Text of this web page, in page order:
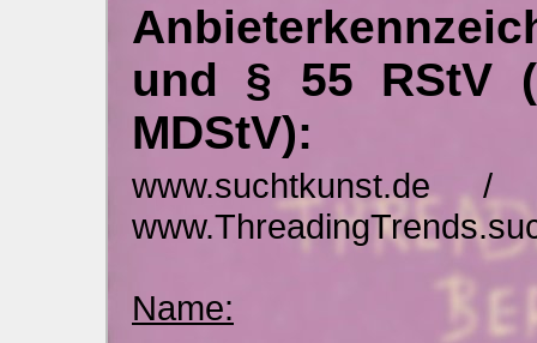
und § 55 RStV
MDStV):
www.suchtkunst.de /
Name: